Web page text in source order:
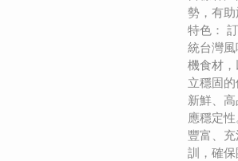
勢，有
特色：
統台灣
機食材
立穩固
新鮮、
應穩定
豐富、
訓，確